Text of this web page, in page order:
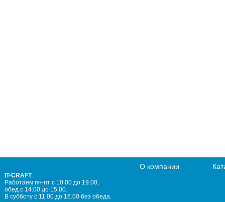
IT-CRAFT
Работаем пн-пт с 10.00 до 19.00,
обед с 14.00 до 15.00.
В субботу с 11.00 до 16.00 без обеда.
О компании